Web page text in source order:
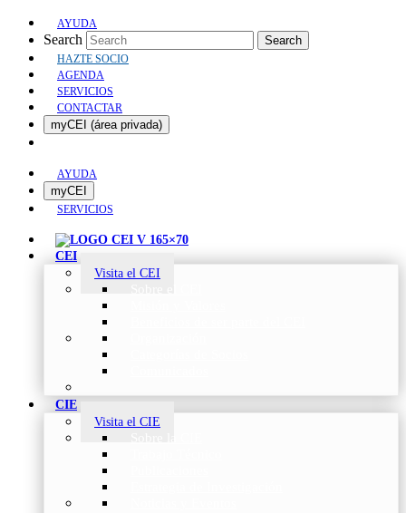
AYUDA
Search Search
HAZTE SOCIO
AGENDA
SERVICIOS
CONTACTAR
myCEI (área privada)
AYUDA
myCEI
SERVICIOS
CEI
Visita el CEI
CIE
Visita el CIE